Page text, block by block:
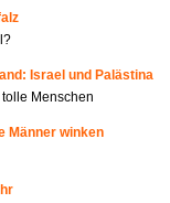
Israel und Palästina
Menschen
Männer winken